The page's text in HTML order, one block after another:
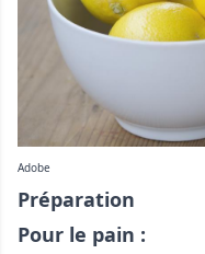
Adobe
Préparation
Pour le pain :